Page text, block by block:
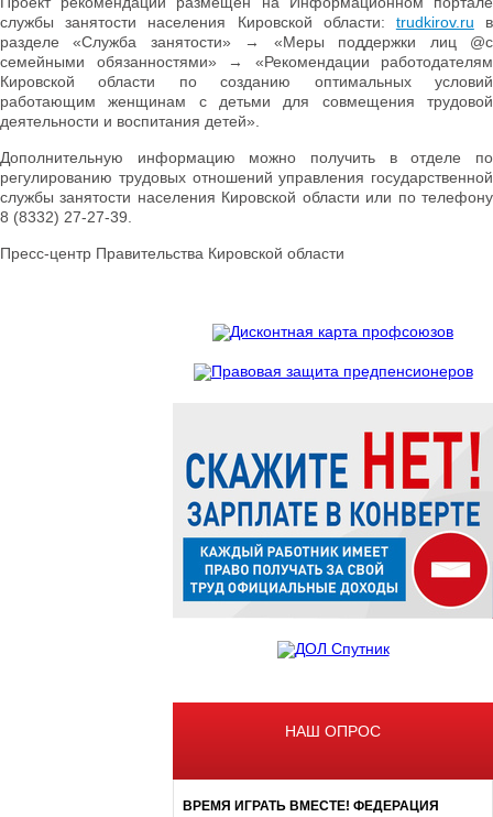
службы занятости населения Кировской области: trudkirov.ru в
разделе «Служба занятости» → «Меры поддержки лиц @с
семейными обязанностями» → «Рекомендации работодателям
Кировской области по созданию оптимальных условий
работающим женщинам с детьми для совмещения трудовой
деятельности и воспитания детей».
Дополнительную информацию можно получить в отделе по
регулированию трудовых отношений управления государственной
службы занятости населения Кировской области или по телефону
8 (8332) 27-27-39.
Пресс-центр Правительства Кировской области
НАШ ОПРОС
ВРЕМЯ ИГРАТЬ ВМЕСТЕ! ФЕДЕРАЦИЯ